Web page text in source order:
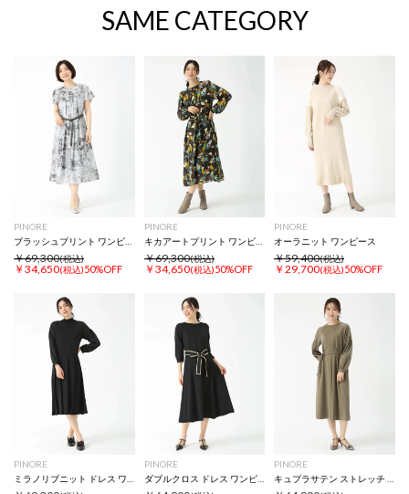
SAME CATEGORY
PINORE
￥69,300(税込)
￥34,650(税込)50%OFF
PINORE
キカアートプリント ワンピース ドレス
￥69,300(税込)
￥34,650(税込)50%OFF
PINORE
オーラニット ワンピース
￥59,400(税込)
￥29,700(税込)50%OFF
PINORE
PINORE
ダブルクロス ドレス ワンピース
PINORE